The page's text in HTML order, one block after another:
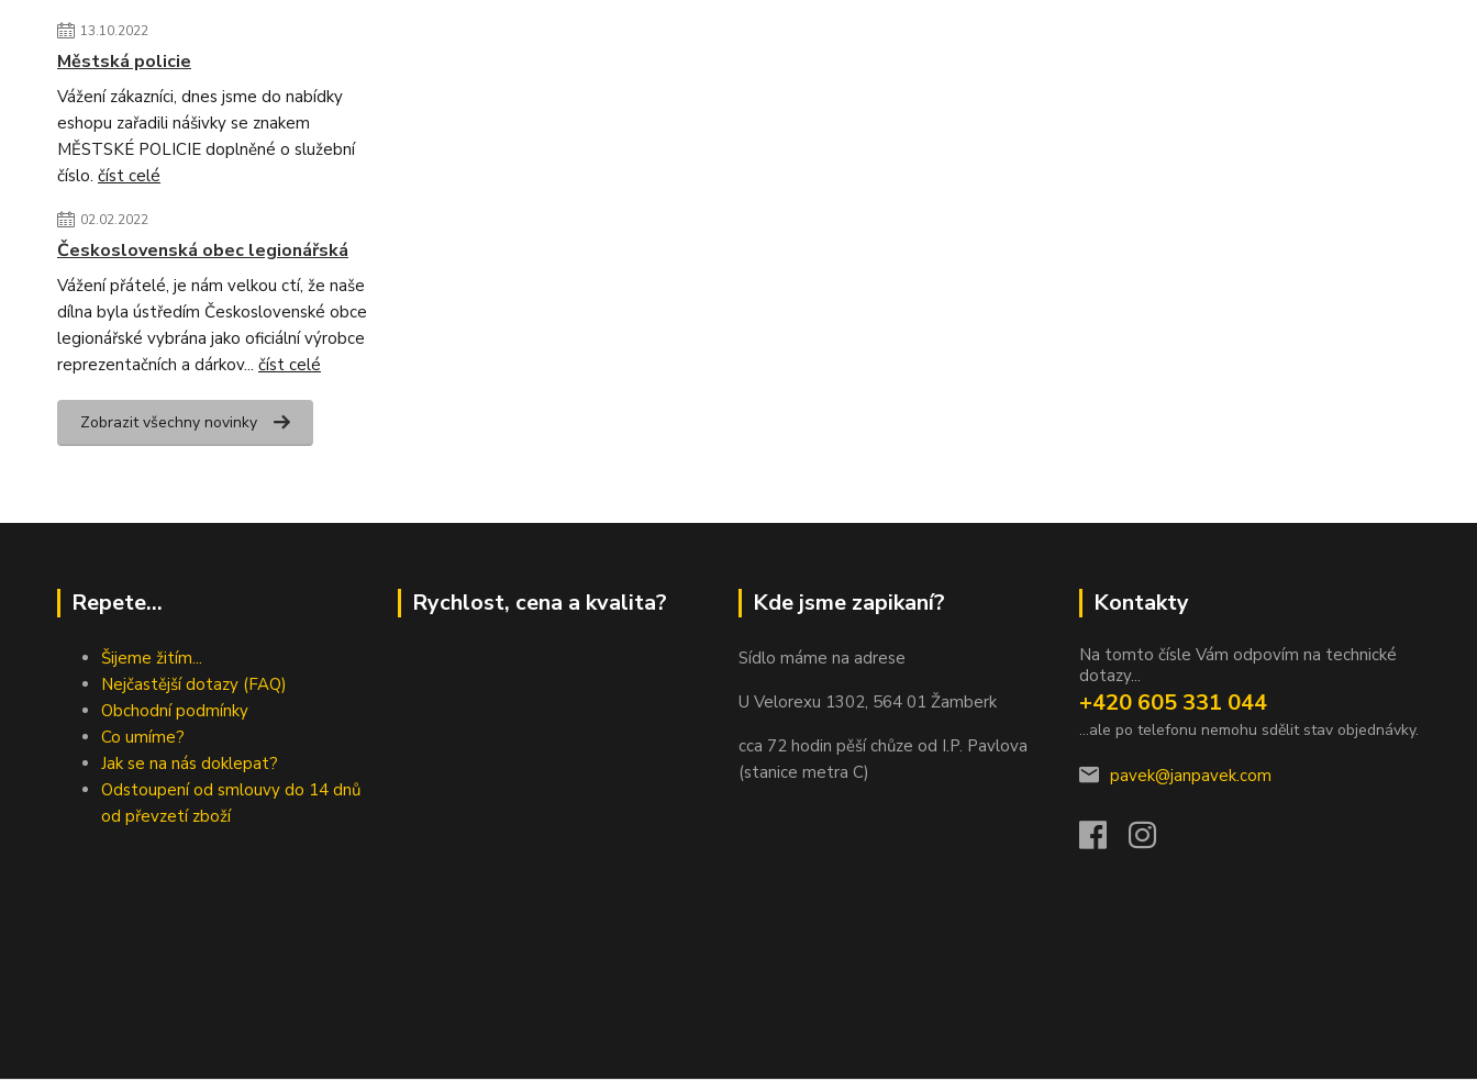
13.10.2022
Městská policie
Vážení zákazníci, dnes jsme do nabídky
eshopu zařadili nášivky se znakem
MĚSTSKÉ POLICIE doplněné o služební
číslo. číst celé
02.02.2022
Československá obec legionářská
Vážení přátelé, je nám velkou ctí, že naše
dílna byla ústředím Československé obce
legionářské vybrána jako oficiální výrobce
reprezentačních a dárkov... číst celé
Zobrazit všechny novinky
Repete...
Šijeme žitím...
Nejčastější dotazy (FAQ)
Obchodní podmínky
Co umíme?
Jak se na nás doklepat?
Odstoupení od smlouvy do 14 dnů
od převzetí zboží
Rychlost, cena a kvalita? Kde jsme zapikaní?
Sídlo máme na adrese
U Velorexu 1302, 564 01 Žamberk
cca 72 hodin pěší chůze od I.P. Pavlova
(stanice metra C)
Kontakty
Na tomto čísle Vám odpovím na technické
dotazy...
+420 605 331 044
...ale po telefonu nemohu sdělit stav objednávky.
pavek@janpavek.com